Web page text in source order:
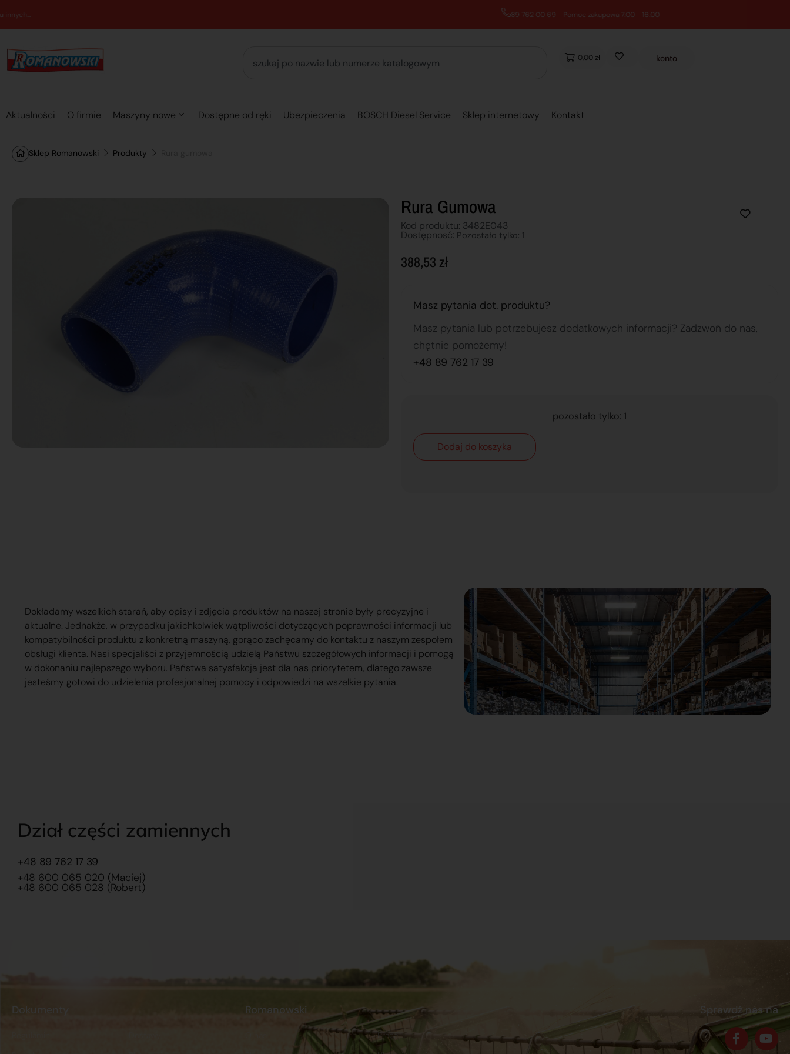
0,00 zł konto
Aktualności O firmie Maszyny nowe Dostępne od ręki Ubezpieczenia BOSCH Diesel Service Sklep internetowy Kontakt
Sklep Romanowski Produkty
Rura Gumowa
Kod produktu: 3482E043
Dostępnosć: Pozostało tylko: 1
388,53 zł
Masz pytania dot. produktu?
Masz pytania lub potrzebujesz dodatkowych informacji? Zadzwoń do nas,
chętnie pomożemy!
+48 89 762 17 39
pozostało tylko: 1
Dodaj do koszyka
Dokładamy wszelkich starań, aby opisy i zdjęcia produktów na naszej stronie były precyzyjne i
aktualne. Jednakże, w przypadku jakichkolwiek wątpliwości dotyczących poprawności informacji lub
kompatybilności produktu z konkretną maszyną, gorąco zachęcamy do kontaktu z naszym zespołem
obsługi klienta. Nasi specjaliści z przyjemnością udzielą Państwu szczegółowych informacji i pomogą
w dokonaniu najlepszego wyboru. Państwa satysfakcja jest dla nas priorytetem, dlatego zawsze
jesteśmy gotowi do udzielenia profesjonalnej pomocy i odpowiedzi na wszelkie pytania.
Dział części zamiennych
+48 89 762 17 39
+48 600 065 020 (Maciej)
+48 600 065 028 (Robert)
Dokumenty Romanowski
Praca
Sprawdź nas na